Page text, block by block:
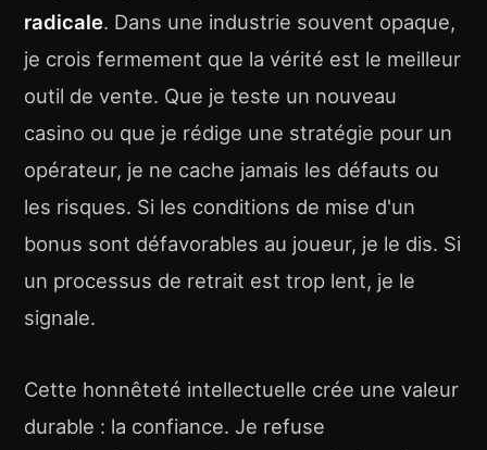
radicale. Dans une industrie souvent opaque,
je crois fermement que la vérité est le meilleur
outil de vente. Que je teste un nouveau
casino ou que je rédige une stratégie pour un
opérateur, je ne cache jamais les défauts ou
les risques. Si les conditions de mise d'un
bonus sont défavorables au joueur, je le dis. Si
un processus de retrait est trop lent, je le
signale.
Cette honnêteté intellectuelle crée une valeur
durable : la confiance. Je refuse